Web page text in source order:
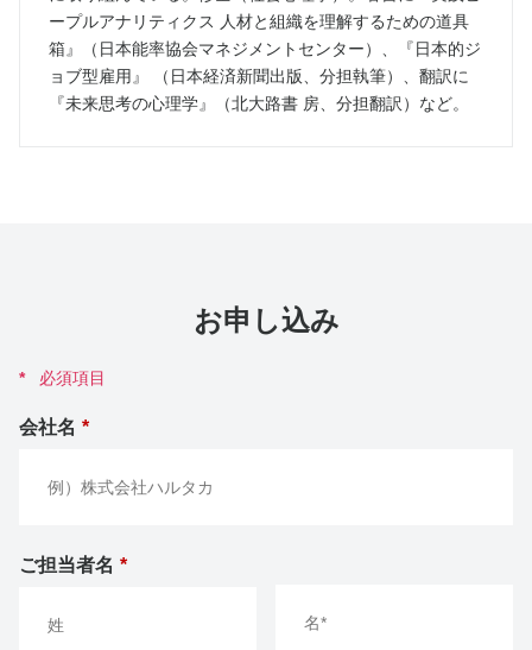
ープルアナリティクス 人材と組織を理解するための道具
箱』（日本能率協会マネジメントセンター）、『日本的ジ
ョブ型雇用』 （日本経済新聞出版、分担執筆）、翻訳に
『未来思考の心理学』（北大路書 房、分担翻訳）など。
お申し込み
* 必須項目
会社名 *
ご担当者名 *